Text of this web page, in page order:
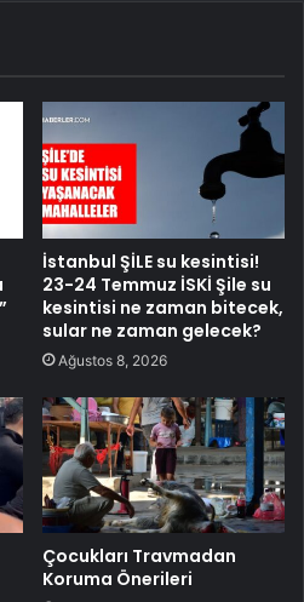
İstanbul ŞİLE su kesintisi!
23-24 Temmuz İSKİ Şile su
kesintisi ne zaman bitecek,
sular ne zaman gelecek?
Ağustos 8, 2026
Çocukları Travmadan
Koruma Önerileri